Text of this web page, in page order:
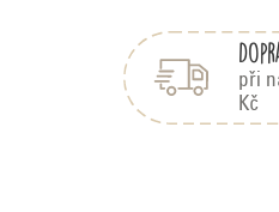
ý
p
i
při
Kč